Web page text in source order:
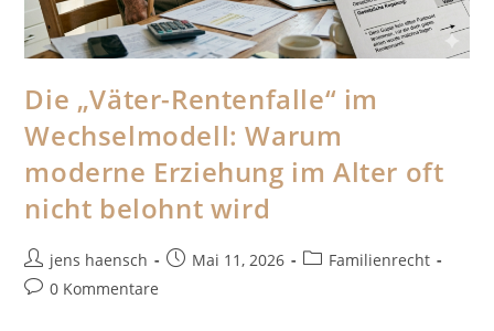
Die „Väter-Rentenfalle“ im
Wechselmodell: Warum
moderne Erziehung im Alter oft
nicht belohnt wird
Beitrags-
Autor:
jens haensch
BeitragMai 11, 2026
Beitrags-
Familienrecht
Beitrags-
0 Kommentare